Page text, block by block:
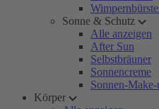
Sonne & Schutz
Alle anzeigen
After Sun
Selbstbräuner
Sonnencreme
Sonnen-Make-
Körper